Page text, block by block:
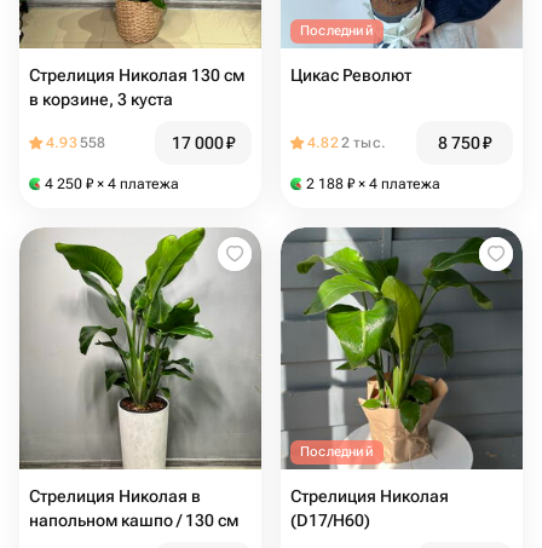
Стрелиция Николая 130 см
в корзине, 3 куста
4.93558 17 000₽
4 250 ₽ × 4 платежа
Последний
Цикас Револют
4.822 тыс. 8 750₽
2 188 ₽ × 4 платежа
Стрелиция Николая в
напольном кашпо / 130 см
Последний
Стрелиция Николая
(D17/H60)